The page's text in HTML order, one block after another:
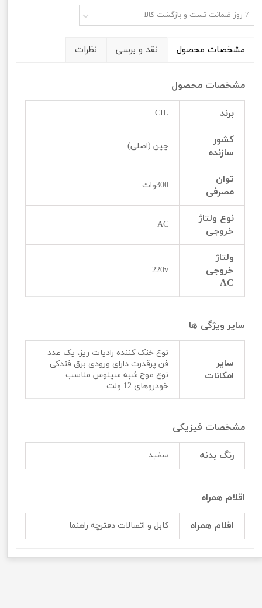
7 روز ضمانت تست و بازگشت کالا
مشخصات محصول نقد و برسی نظرات
مشخصات محصول
برند CIL
کشور
سازنده
چین (اصلی)
توان
مصرفی
300وات
نوع ولتاژ
خروجی
AC
ولتاژ
خروجی
AC
220v
سایر ویژگی ها
سایر
امکانات
نوع خنک کننده رادیات ریز، یک عدد
فن پرقدرت دارای ورودی برق فندکی
نوع موج شبه سینوس مناسب
خودرو‌‌‌‌های 12 ولت
مشخصات فیزیکی
رنگ بدنه سفید
اقلام همراه
اقلام همراه کابل و اتصالات دفترچه راهنما